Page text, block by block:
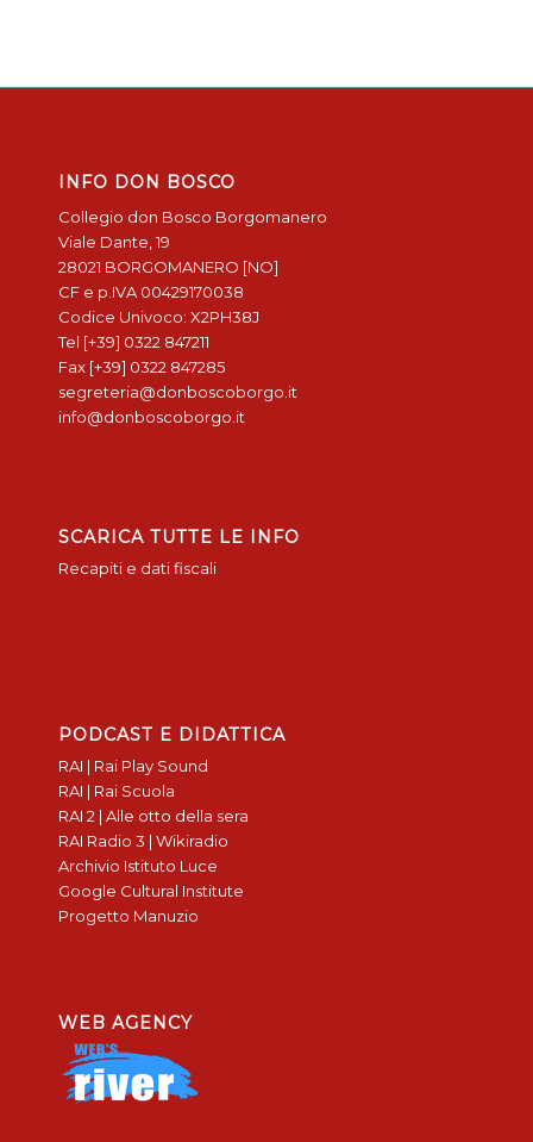
INFO DON BOSCO
Collegio don Bosco Borgomanero
Viale Dante, 19
28021 BORGOMANERO [NO]
CF e p.IVA 00429170038
Codice Univoco: X2PH38J
Tel [+39] 0322 847211
Fax [+39] 0322 847285
segreteria@donboscoborgo.it
info@donboscoborgo.it
SCARICA TUTTE LE INFO
Recapiti e dati fiscali
PODCAST E DIDATTICA
RAI | Rai Play Sound
RAI | Rai Scuola
RAI 2 | Alle otto della sera
RAI Radio 3 | Wikiradio
Archivio Istituto Luce
Google Cultural Institute
Progetto Manuzio
WEB AGENCY